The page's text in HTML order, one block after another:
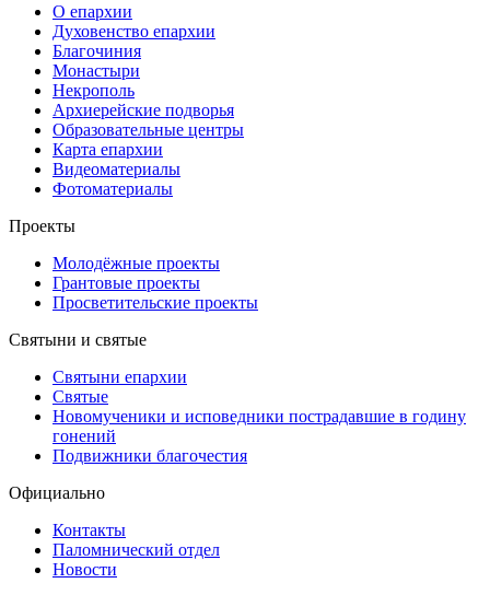
О епархии
Духовенство епархии
Благочиния
Монастыри
Некрополь
Архиерейские подворья
Образовательные центры
Карта епархии
Видеоматериалы
Фотоматериалы
Проекты
Молодёжные проекты
Грантовые проекты
Просветительские проекты
Святыни и святые
Святыни епархии
Святые
Новомученики и исповедники пострадавшие в годину
гонений
Подвижники благочестия
Официально
Контакты
Паломнический отдел
Новости